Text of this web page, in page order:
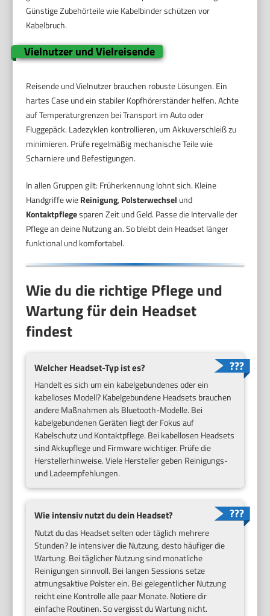
Günstige Zubehörteile wie Kabelbinder schützen vor
Kabelbruch.
Vielnutzer und Vielreisende
Reisende und Vielnutzer brauchen robuste Lösungen. Ein
hartes Case und ein stabiler Kopfhörerständer helfen. Achte
auf Temperaturgrenzen bei Transport im Auto oder
Fluggepäck. Ladezyklen kontrollieren, um Akkuverschleiß zu
minimieren. Prüfe regelmäßig mechanische Teile wie
Scharniere und Befestigungen.
In allen Gruppen gilt: Früherkennung lohnt sich. Kleine
Handgriffe wieReinigung, Polsterwechsel und
Kontaktpflegesparen Zeit und Geld. Passe die Intervalle der
Pflege an deine Nutzung an. So bleibt dein Headset länger
funktional und komfortabel.
Wie du die richtige Pflege und
Wartung für dein Headset
findest
Welcher Headset-Typ ist es?
Handelt es sich um ein kabelgebundenes oder ein
kabelloses Modell? Kabelgebundene Headsets brauchen
andere Maßnahmen als Bluetooth-Modelle. Bei
kabelgebundenen Geräten liegt der Fokus auf
Kabelschutz und Kontaktpflege. Bei kabellosen Headsets
sind Akkupflege und Firmware wichtiger. Prüfe die
Herstellerhinweise. Viele Hersteller geben Reinigungs-
und Ladeempfehlungen.
Wie intensiv nutzt du dein Headset?
Nutzt du das Headset selten oder täglich mehrere
Stunden? Je intensiver die Nutzung, desto häufiger die
Wartung. Bei täglicher Nutzung sind monatliche
Reinigungen sinnvoll. Bei langen Sessions setze
atmungsaktive Polster ein. Bei gelegentlicher Nutzung
reicht eine Kontrolle alle paar Monate. Notiere dir
einfache Routinen. So vergisst du Wartung nicht.